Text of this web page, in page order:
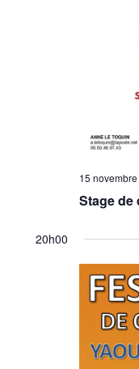
15
Stage de
20h00